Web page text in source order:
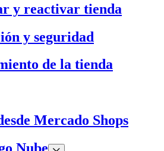
y reactivar tienda
y seguridad
de la tienda
Mercado Shops